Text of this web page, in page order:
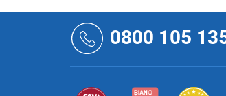
0800 105